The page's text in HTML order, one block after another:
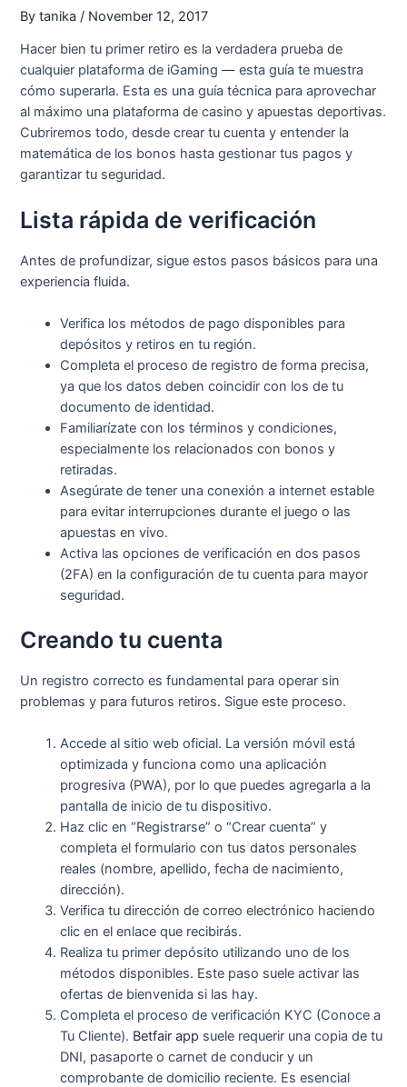
Bytanika / November 12, 2017
Hacer bien tu primer retiro es la verdadera prueba de
cualquier plataforma de iGaming — esta guía te muestra
cómo superarla. Esta es una guía técnica para aprovechar
al máximo una plataforma de casino y apuestas deportivas.
Cubriremos todo, desde crear tu cuenta y entender la
matemática de los bonos hasta gestionar tus pagos y
garantizar tu seguridad.
Lista rápida de verificación
Antes de profundizar, sigue estos pasos básicos para una
experiencia fluida.
Verifica los métodos de pago disponibles para
depósitos y retiros en tu región.
Completa el proceso de registro de forma precisa,
ya que los datos deben coincidir con los de tu
documento de identidad.
Familiarízate con los términos y condiciones,
especialmente los relacionados con bonos y
retiradas.
Asegúrate de tener una conexión a internet estable
para evitar interrupciones durante el juego o las
apuestas en vivo.
Activa las opciones de verificación en dos pasos
(2FA) en la configuración de tu cuenta para mayor
seguridad.
Creando tu cuenta
Un registro correcto es fundamental para operar sin
problemas y para futuros retiros. Sigue este proceso.
Accede al sitio web oficial. La versión móvil está
optimizada y funciona como una aplicación
progresiva (PWA), por lo que puedes agregarla a la
pantalla de inicio de tu dispositivo.
Haz clic en “Registrarse” o “Crear cuenta” y
completa el formulario con tus datos personales
reales (nombre, apellido, fecha de nacimiento,
dirección).
Verifica tu dirección de correo electrónico haciendo
clic en el enlace que recibirás.
Realiza tu primer depósito utilizando uno de los
métodos disponibles. Este paso suele activar las
ofertas de bienvenida si las hay.
Completa el proceso de verificación KYC (Conoce a
Tu Cliente). Betfair app suele requerir una copia de tu
DNI, pasaporte o carnet de conducir y un
comprobante de domicilio reciente. Es esencial